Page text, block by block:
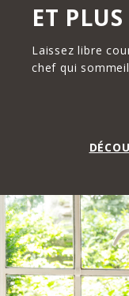
ET
Laissez libre
chef qui